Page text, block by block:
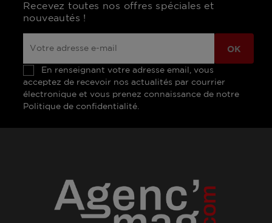
Recevez toutes nos offres spéciales et
nouveautés !
En renseignant votre adresse email, vous
acceptez de recevoir nos actualités par courrier
électronique et vous prenez connaissance de notre
Politique de confidentialité.